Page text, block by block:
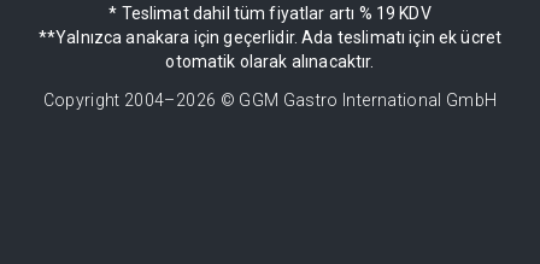
* Teslimat dahil tüm fiyatlar artı % 19 KDV
**Yalnızca anakara için geçerlidir. Ada teslimatı için ek ücret
otomatik olarak alınacaktır.
Copyright 2004–2026 © GGM Gastro International GmbH